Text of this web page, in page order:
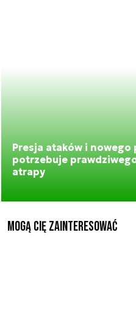
Presja ataków i nowego
potrzebuje
atrapy
Mogą Cię zainteresować